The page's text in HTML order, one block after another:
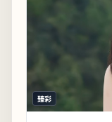
臻彩